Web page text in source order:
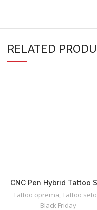
RELATED
CNC Pen Hybrid Tattoo
Tattoo oprema Tattoo
Black Friday